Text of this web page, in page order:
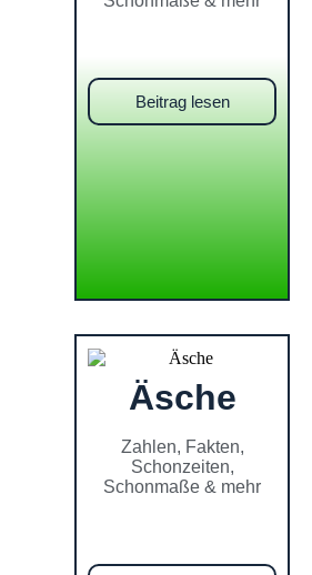
Beitrag lesen
Äsche
Zahlen, Fakten,
Schonzeiten,
Schonmaße & mehr